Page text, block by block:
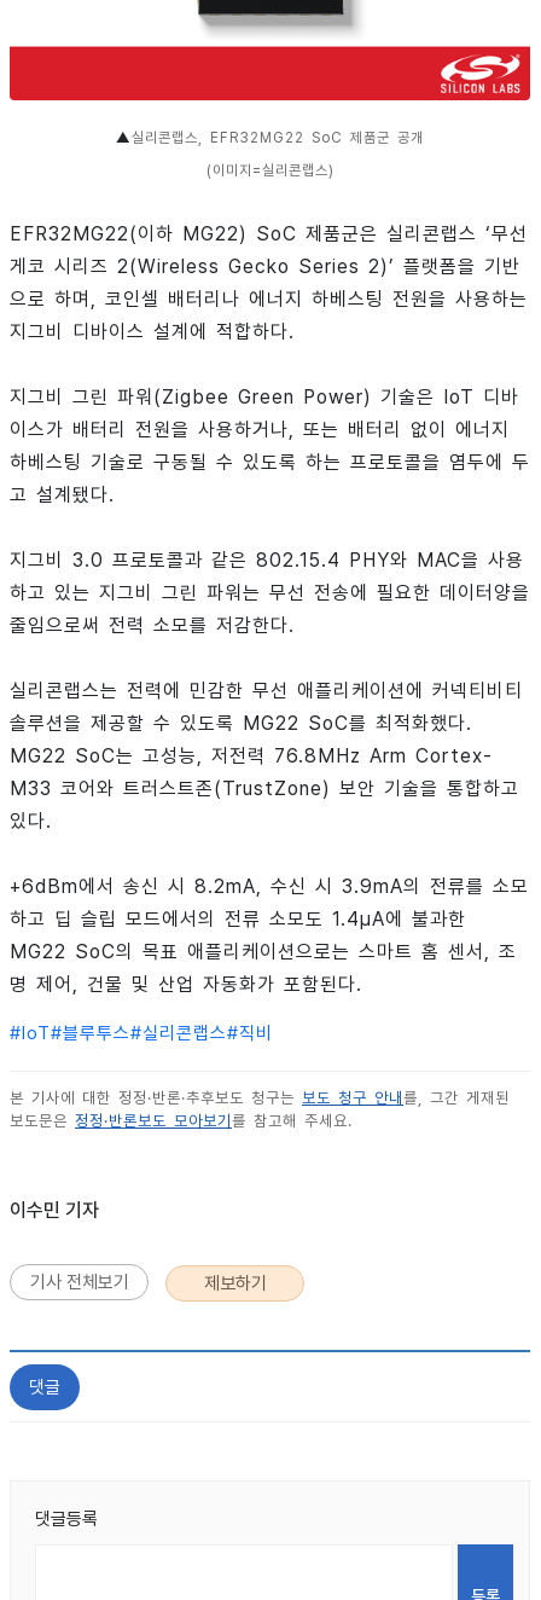
▲실리콘랩스, EFR32MG22 SoC 제품군 공개
(이미지=실리콘랩스)
EFR32MG22(이하 MG22) SoC 제품군은 실리콘랩스 ‘무선
게코 시리즈 2(Wireless Gecko Series 2)’ 플랫폼을 기반
으로 하며, 코인셀 배터리나 에너지 하베스팅 전원을 사용하는
지그비 디바이스 설계에 적합하다.
지그비 그린 파워(Zigbee Green Power) 기술은 IoT 디바
이스가 배터리 전원을 사용하거나, 또는 배터리 없이 에너지
하베스팅 기술로 구동될 수 있도록 하는 프로토콜을 염두에 두
고 설계됐다.
지그비 3.0 프로토콜과 같은 802.15.4 PHY와 MAC을 사용
하고 있는 지그비 그린 파워는 무선 전송에 필요한 데이터양을
줄임으로써 전력 소모를 저감한다.
실리콘랩스는 전력에 민감한 무선 애플리케이션에 커넥티비티
솔루션을 제공할 수 있도록 MG22 SoC를 최적화했다.
MG22 SoC는 고성능, 저전력 76.8MHz Arm Cortex-
M33 코어와 트러스트존(TrustZone) 보안 기술을 통합하고
있다.
+6dBm에서 송신 시 8.2mA, 수신 시 3.9mA의 전류를 소모
하고 딥 슬립 모드에서의 전류 소모도 1.4µA에 불과한
MG22 SoC의 목표 애플리케이션으로는 스마트 홈 센서, 조
명 제어, 건물 및 산업 자동화가 포함된다.
#IoT#블루투스#실리콘랩스#직비
본 기사에 대한 정정·반론·추후보도 청구는 보도 청구 안내를, 그간 게재된
보도문은 정정·반론보도 모아보기를 참고해 주세요.
이수민 기자
기사 전체보기 제보하기
댓글
댓글등록